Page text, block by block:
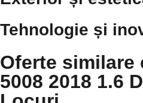
Tehnologie și
Oferte similare
5008 2018 1.6